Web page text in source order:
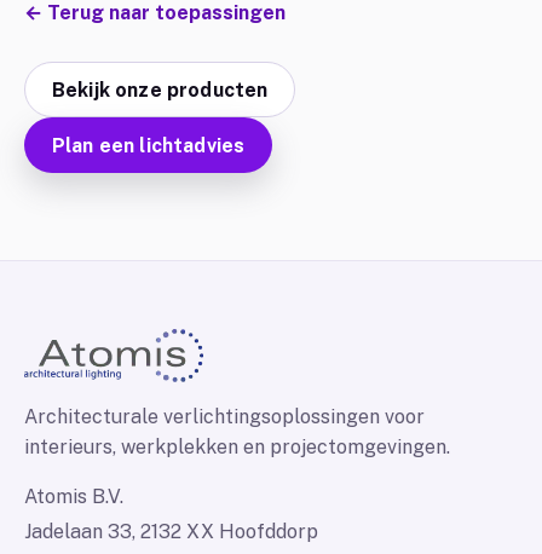
← Terug naar toepassingen
Bekijk onze producten
Plan een lichtadvies
Architecturale verlichtingsoplossingen voor
interieurs, werkplekken en projectomgevingen.
Atomis B.V.
Jadelaan 33, 2132 XX Hoofddorp